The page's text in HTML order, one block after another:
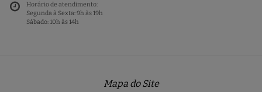
Horário de atendimento:
Segunda à Sexta: 9h às 19h
Sábado: 10h às 14h
Mapa do Site